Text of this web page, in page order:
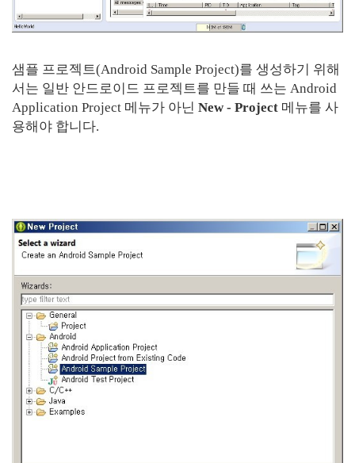
샘플 프로젝트(Android Sample Project)를 생성하기 위해
서는 일반 안드로이드 프로젝트를 만들 때 쓰는 Android
Application Project 메뉴가 아닌 New - Project 메뉴를 사
용해야 합니다.